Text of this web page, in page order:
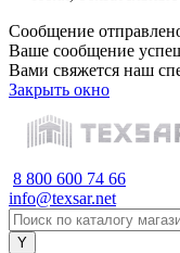
Сообщение
Ваше сообщение
Вами свяжется наш
Закрыть окно
8 800 600 74 66
info@texsar.net